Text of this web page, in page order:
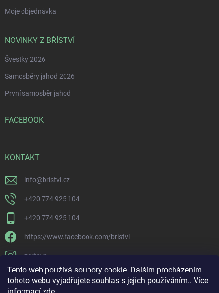
Tento web používá soubory cookie. Dalším procházením
tohoto webu vyjadřujete souhlas s jejich používáním.. Více
Moje objednávka
NOVINKY Z BŘÍSTVÍ
Švestky 2026
Samosběry jahod 2026
První samosběr jahod
FACEBOOK
KONTAKT
info@bristvi.cz
+420 774 925 104
+420 774 925 104
https://www.facebook.com/bristvi
zertovo